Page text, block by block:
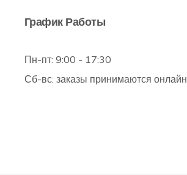
График Работы
Пн-пт: 9:00 - 17:30
Сб-вс: заказы принимаются онлайн